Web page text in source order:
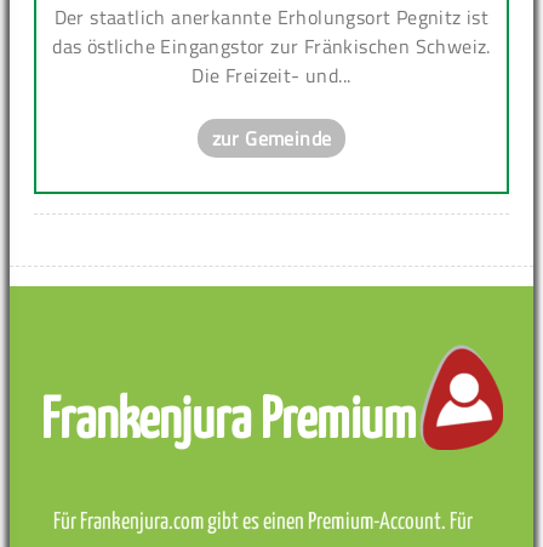
Der staatlich anerkannte Erholungsort Pegnitz ist
das östliche Eingangstor zur Fränkischen Schweiz.
Die Freizeit- und...
zur Gemeinde
Frankenjura Premium
Für Frankenjura.com gibt es einen Premium-Account. Für